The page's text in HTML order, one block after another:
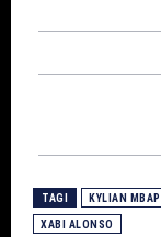
TAGI KYLIAN
XABI ALONSO